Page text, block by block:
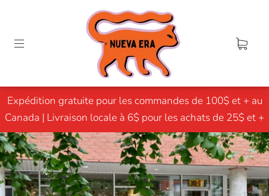
Expédition gratuite pour les commandes de 100$ et + au
Canada | Livraison locale à 6$ pour les achats de 25$ et +